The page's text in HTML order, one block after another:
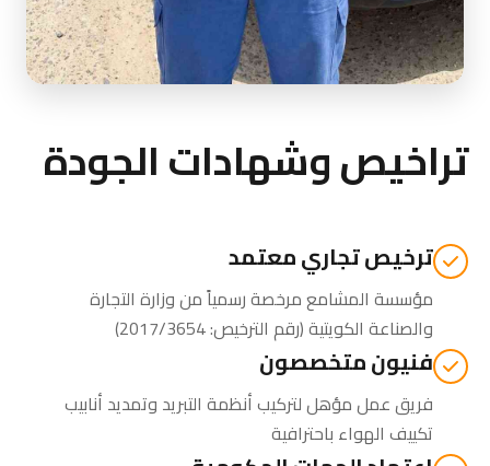
تراخيص وشهادات الجودة
ترخيص تجاري معتمد
مؤسسة المشامع مرخصة رسمياً منوزارة التجارة
والصناعة الكويتية(رقم الترخيص: 2017/3654)
فنيون متخصصون
فريق عمل مؤهل لتركيب أنظمة التبريد وتمديد أنابيب
تكييف الهواء باحترافية